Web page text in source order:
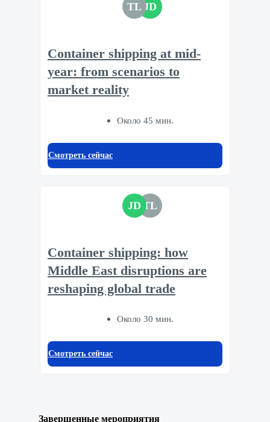
TL JD
Container shipping at mid-
year: from scenarios to
market reality
Около 45 мин.
Смотреть сейчас
JD TL
Container shipping: how
Middle East disruptions are
reshaping global trade
Около 30 мин.
Смотреть сейчас
Завершенные мероприятия